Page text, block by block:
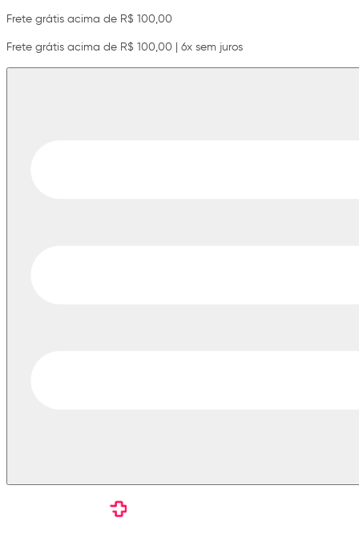
Frete grátis acima de R$ 100,00
Frete grátis acima de R$ 100,00 | 6x sem juros